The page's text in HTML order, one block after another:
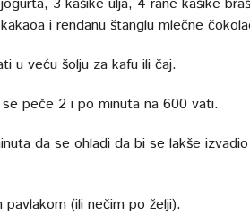
i rendanu štanglu mlečne
u veću šolju za kafu ili čaj.
peče 2 i po minuta na 600 vati.
da se ohladi da bi se lakše
(ili nečim po želji).